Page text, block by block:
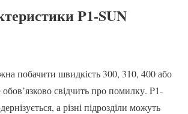
P1-SUN
побачити швидкість 300, 310, 400 або
свідчить про помилку. P1-
а різні підрозділи можуть